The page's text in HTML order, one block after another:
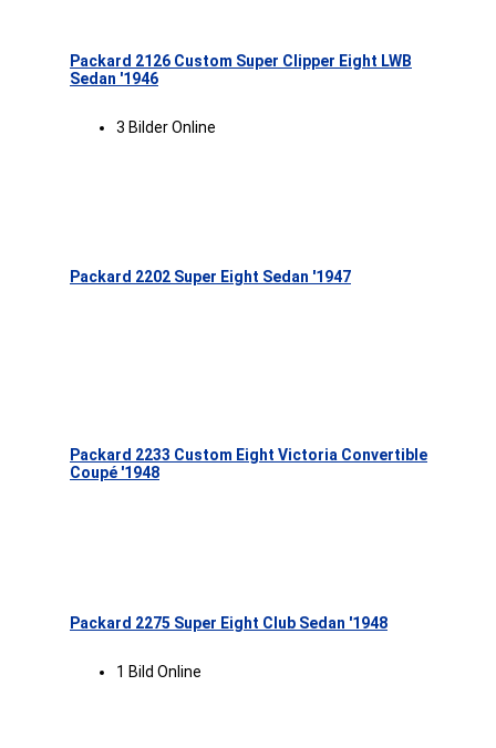
Packard 2126 Custom Super Clipper Eight LWB
Sedan '1946
3 Bilder Online
Packard 2202 Super Eight Sedan '1947
Packard 2233 Custom Eight Victoria Convertible
Coupé '1948
Packard 2275 Super Eight Club Sedan '1948
1 Bild Online